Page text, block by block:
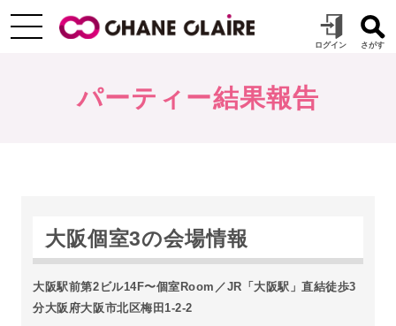
パーティー結果報告
大阪個室3の会場情報
大阪駅前第2ビル14F〜個室Room／JR「大阪駅」直結徒歩3
分大阪府大阪市北区梅田1-2-2